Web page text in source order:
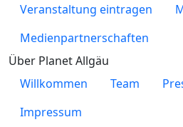
Veranstaltung eintragen
Medienpartnerschaften
Über Planet Allgäu
Willkommen
Team
Impressum